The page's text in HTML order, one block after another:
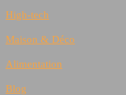
High-tech
Maison & Déco
Alimentation
Blog